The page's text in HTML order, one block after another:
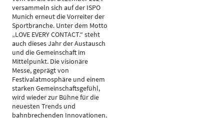
versammeln sich auf der ISPO
Munich erneut die Vorreiter der
Sportbranche. Unter dem Motto
„LOVE EVERY CONTACT.“ steht
auch dieses Jahr der Austausch
und die Gemeinschaft im
Mittelpunkt. Die visionäre
Messe, geprägt von
Festivalatmosphäre und einem
starken Gemeinschaftsgefühl,
wird wieder zur Bühne für die
neuesten Trends und
bahnbrechenden Innovationen.